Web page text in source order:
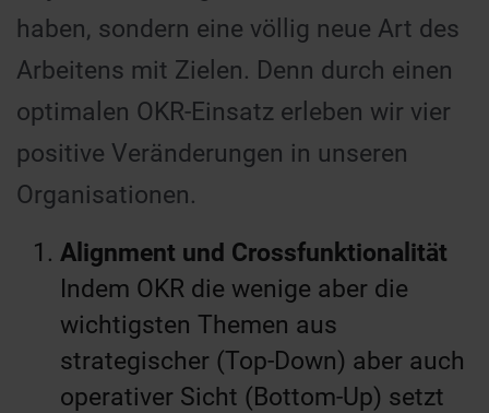
haben, sondern eine völlig neue Art des
Arbeitens mit Zielen. Denn durch einen
optimalen OKR-Einsatz erleben wir vier
positive Veränderungen in unseren
Organisationen.
Alignment und Crossfunktionalität
Indem OKR die wenige aber die
wichtigsten Themen aus
strategischer (Top-Down) aber auch
operativer Sicht (Bottom-Up) setzt